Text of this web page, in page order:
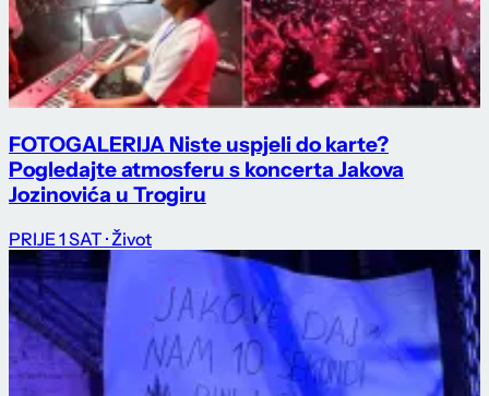
FOTOGALERIJA Niste uspjeli do karte?
Pogledajte atmosferu s koncerta Jakova
Jozinovića u Trogiru
PRIJE 1 SAT · Život